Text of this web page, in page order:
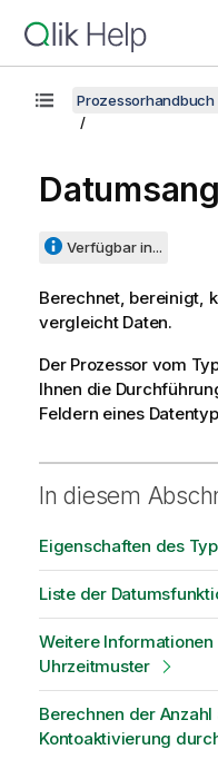
Verfügbar in...
Berechnet, bereinigt,
vergleicht Daten.
Der Prozessor vom
Ihnen die
Feldern eines
In diesem
Eigenschaften des
Liste der
Weitere Informationen
Uhrzeitmuster
Berechnen der
Kontoaktivierung